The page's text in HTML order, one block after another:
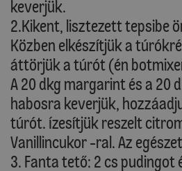
keverjük.
2.Kikent, lisztezett tepsibe
Közben elkészítjük a
áttörjük a túrót (én
A 20 dkg margarint és a 20
habosra keverjük,
túrót. Ízesítjük reszelt
Vanillincukor -ral. Az
3. Fanta tető: 2 cs pudingot